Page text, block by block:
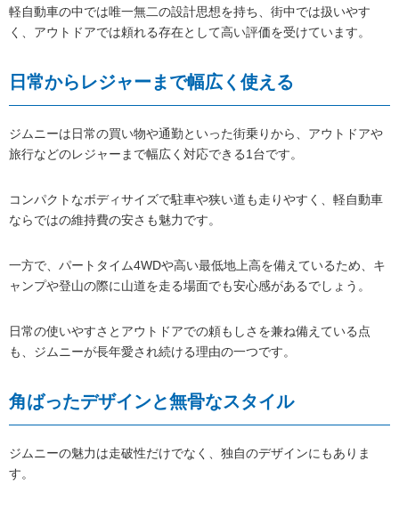
軽自動車の中では唯一無二の設計思想を持ち、街中では扱いやす
く、アウトドアでは頼れる存在として高い評価を受けています。
日常からレジャーまで幅広く使える
ジムニーは日常の買い物や通勤といった街乗りから、アウトドアや
旅行などのレジャーまで幅広く対応できる1台です。
コンパクトなボディサイズで駐車や狭い道も走りやすく、軽自動車
ならではの維持費の安さも魅力です。
一方で、パートタイム4WDや高い最低地上高を備えているため、キ
ャンプや登山の際に山道を走る場面でも安心感があるでしょう。
日常の使いやすさとアウトドアでの頼もしさを兼ね備えている点
も、ジムニーが長年愛され続ける理由の一つです。
角ばったデザインと無骨なスタイル
ジムニーの魅力は走破性だけでなく、独自のデザインにもありま
す。